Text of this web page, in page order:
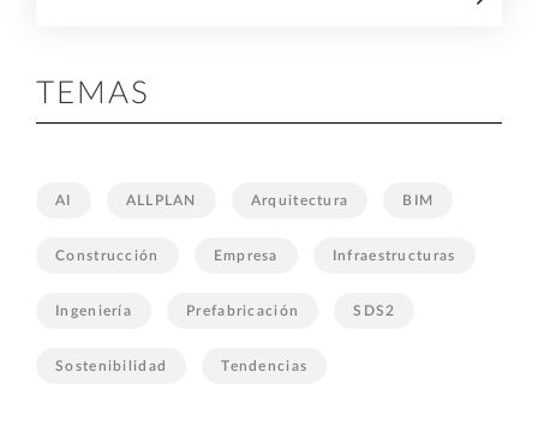
TEMAS
AI ALLPLAN Arquitectura BIM
Construcción Empresa Infraestructuras
Ingeniería Prefabricación SDS2
Sostenibilidad Tendencias